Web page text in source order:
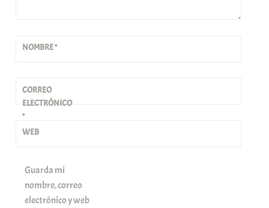
NOMBRE*
CORREO
ELECTRÓNICO
*
WEB
Guarda mi
nombre, correo
electrónico y web